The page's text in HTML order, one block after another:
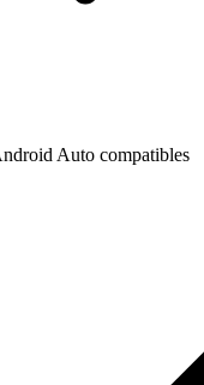
Auto compatibles